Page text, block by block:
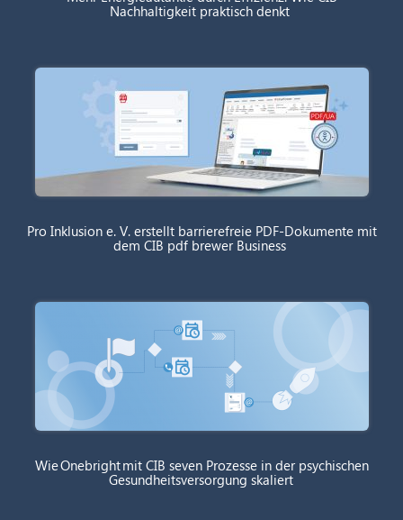
Nachhaltigkeit praktisch denkt
Pro Inklusion e. V. erstellt barrierefreie PDF-Dokumente mit
dem CIB pdf brewer Business
Wie Onebright mit CIB seven Prozesse in der psychischen
Gesundheitsversorgung skaliert